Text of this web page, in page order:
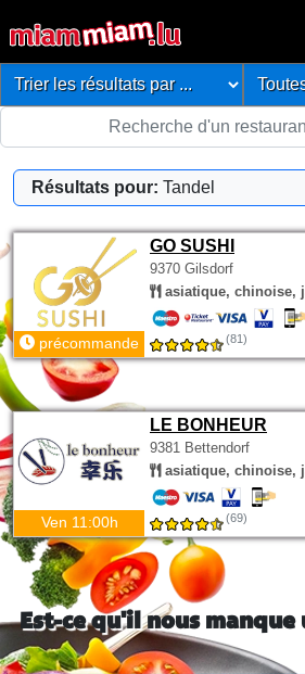
Résultats pour: Tandel
GO SUSHI
9370 Gilsdorf
asiatique, chinoise,
précommande (81)
LE BONHEUR
9381 Bettendorf
asiatique, chinoise,
Ven 11:00h (69)
Est-ce qu'il nous manque